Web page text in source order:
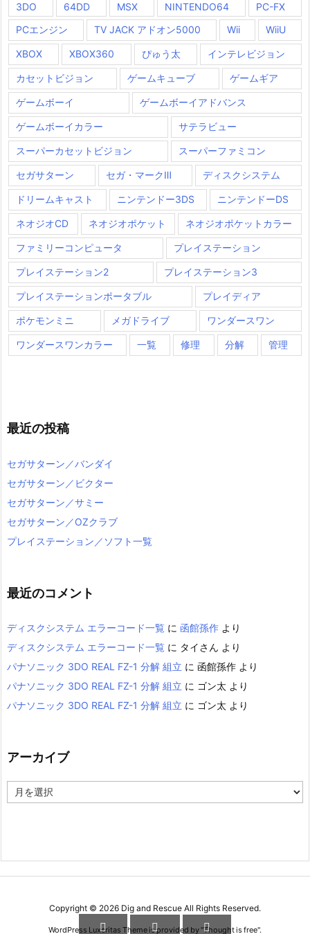
3DO 64DD MSX NINTENDO64
PC-FX
PCエンジン
TV JACK アドオン5000 Wii WiiU
XBOX XBOX360 ぴゅう太 インテレビジョン
カセットビジョン ゲームキューブ ゲームギア
ゲームボーイ ゲームボーイアドバンス
ゲームボーイカラー サテラビュー
スーパーカセットビジョン スーパーファミコン
セガサターン セガ・マークⅢ ディスクシステム
ドリームキャスト ニンテンドー3DS ニンテンドーDS
ネオジオCD ネオジオポケット ネオジオポケットカラー
ファミリーコンピュータ プレイステーション
プレイステーション2 プレイステーション3
プレイステーションポータブル プレイディア
ポケモンミニ メガドライブ ワンダースワン
ワンダースワンカラー 一覧 修理 分解 管理
最近の投稿
セガサターン／バンダイ
セガサターン／ビクター
セガサターン／サミー
セガサターン／OZクラブ
プレイステーション／ソフト一覧
最近のコメント
ディスクシステム エラーコード一覧 に 函館孫作 より
ディスクシステム エラーコード一覧 に タイさん より
パナソニック 3DO REAL FZ-1 分解 組立 に 函館孫作 より
パナソニック 3DO REAL FZ-1 分解 組立 に ゴン太 より
パナソニック 3DO REAL FZ-1 分解 組立 に ゴン太 より
アーカイブ
ー
Copyright © 2026 Dig and Rescue All Rights Reserved.
WordPress Luxeritas Theme is provided by "Thought is free".
  